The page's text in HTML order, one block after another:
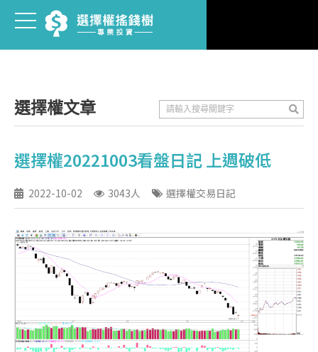
選擇權文章
選擇權20221003看盤日記 上週破低
2022-10-02 3043人 選擇權交易日記